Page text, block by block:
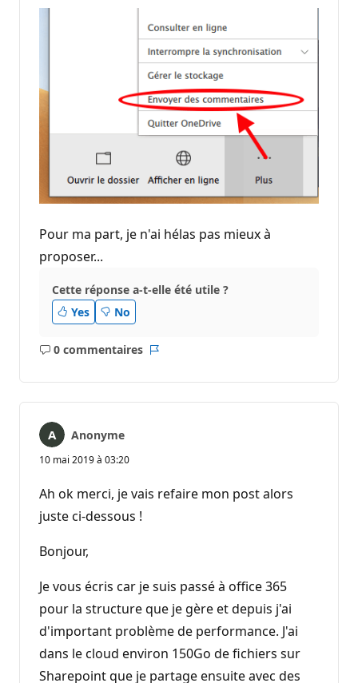
Pour ma part, je n'ai hélas pas mieux à
proposer...
Cette réponse a-t-elle été utile ?
Yes
No
0 commentaires
Aucun
Anonyme
10 mai 2019 à 03:20
Ah ok merci, je vais refaire mon post alors
juste ci-dessous !
Bonjour,
Je vous écris car je suis passé à office 365
pour la structure que je gère et depuis j'ai
d'important problème de performance. J'ai
dans le cloud environ 150Go de fichiers sur
Sharepoint que je partage ensuite avec des